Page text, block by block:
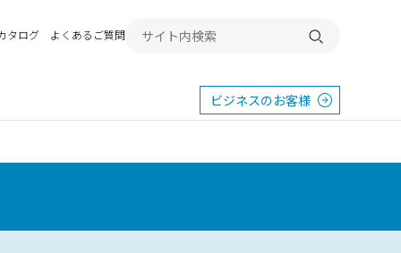
ビジネスのお客様
タログ よくあるご質問 検索する